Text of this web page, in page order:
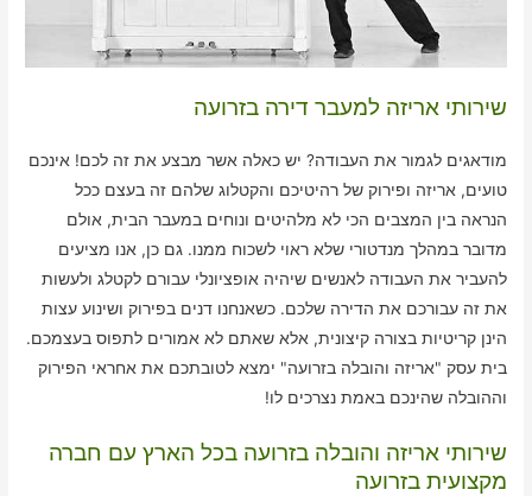
שירותי אריזה למעבר דירה בזרועה
מודאגים לגמור את העבודה? יש כאלה אשר מבצע את זה לכם! אינכם
טועים, אריזה ופירוק של רהיטיכם והקטלוג שלהם זה בעצם ככל
הנראה בין המצבים הכי לא מלהיטים ונוחים במעבר הבית, אולם
מדובר במהלך מנדטורי שלא ראוי לשכוח ממנו. גם כן, אנו מציעים
להעביר את העבודה לאנשים שיהיה אופציונלי עבורם לקטלג ולעשות
את זה עבורכם את הדירה שלכם. כשאנחנו דנים בפירוק ושינוע עצות
הינן קריטיות בצורה קיצונית, אלא שאתם לא אמורים לתפוס בעצמכם.
בית עסק "אריזה והובלה בזרועה" ימצא לטובתכם את אחראי הפירוק
וההובלה שהינכם באמת נצרכים לו!
שירותי אריזה והובלה בזרועה בכל הארץ עם חברה
מקצועית בזרועה